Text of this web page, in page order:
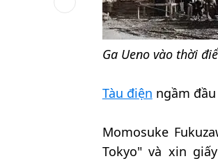
Ga Ueno vào thời
Tàu điện ngầm
Momosuke
Tokyo" và xin